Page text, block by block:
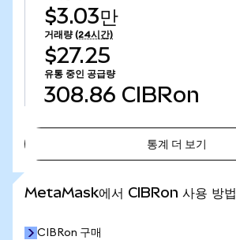
$3.03만
거래량 (24시간)
$27.25
유통 중인 공급량
308.86 CIBRon
통계 더 보기
MetaMask에서 CIBRon 사용 방법
CIBRon 구매